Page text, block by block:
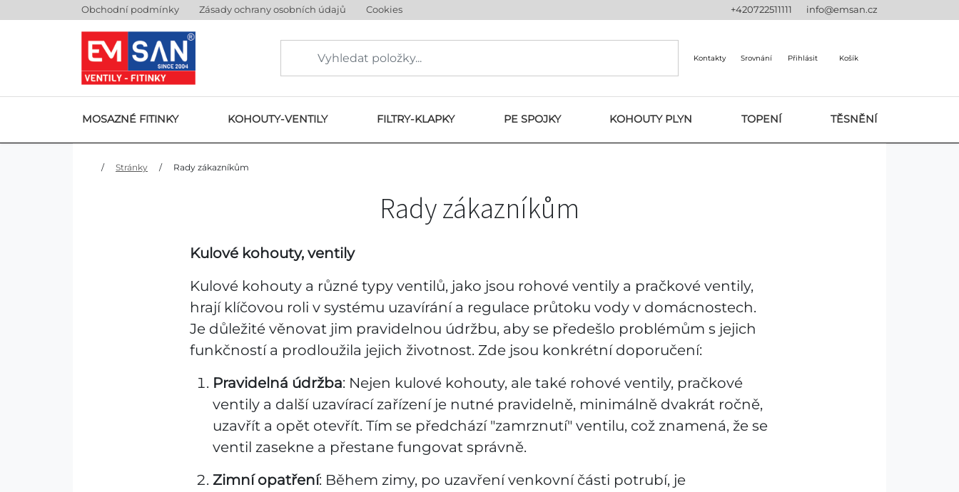
Obchodní podmínky Zásady ochrany osobních údajů Cookies +420722511111 info@emsan.cz
Kontakty Srovnání Přihlásit Košík
MOSAZNÉ FITINKY KOHOUTY-VENTILY FILTRY-KLAPKY PE SPOJKY KOHOUTY PLYN TOPENÍ TĚSNĚNÍ
/ Stránky / Rady zákazníkům
Rady zákazníkům
Kulové kohouty, ventily
Kulové kohouty a různé typy ventilů, jako jsou rohové ventily a pračkové ventily,
hrají klíčovou roli v systému uzavírání a regulace průtoku vody v domácnostech.
Je důležité věnovat jim pravidelnou údržbu, aby se předešlo problémům s jejich
funkčností a prodloužila jejich životnost. Zde jsou konkrétní doporučení:
Pravidelná údržba: Nejen kulové kohouty, ale také rohové ventily, pračkové
ventily a další uzavírací zařízení je nutné pravidelně, minimálně dvakrát ročně,
uzavřít a opět otevřít. Tím se předchází "zamrznutí" ventilu, což znamená, že se
ventil zasekne a přestane fungovat správně.
Zimní opatření: Během zimy, po uzavření venkovní části potrubí, je